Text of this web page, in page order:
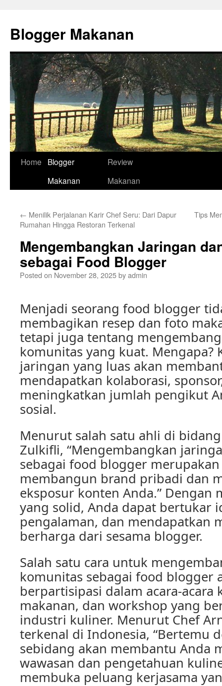
content
Blogger Makanan
Home
Blogger
Makanan
Review
Makanan
← Menilik Perjalanan Karir Chef Seru: Dari Dapur
Rumahan Hingga Restoran Terkenal
Tips
Mengembangkan Jaringan
sebagai Food Blogger
Posted on November 28, 2025byadmin
Menjadi seorang food blogger
membagikan resep dan foto
tetapi juga tentang
komunitas yang kuat. Mengapa?
jaringan yang luas akan
mendapatkan kolaborasi,
meningkatkan jumlah pengikut
sosial.
Menurut salah satu ahli di
Zulkifli, “Mengembangkan
sebagai food blogger
membangun brand pribadi dan
eksposur konten Anda.”
yang solid, Anda dapat bertukar
pengalaman, dan mendapatkan
berharga dari sesama blogger.
Salah satu cara untuk
komunitas sebagai food blogger
berpartisipasi dalam acara-acara
makanan, dan workshop yang
industri kuliner. Menurut Chef
terkenal di Indonesia, “Bertemu
sebidang akan membantu Anda
wawasan dan pengetahuan
membuka peluang kerjasama